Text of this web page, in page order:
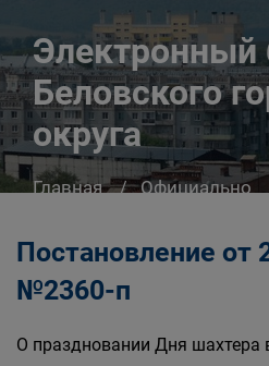
Электронный
Беловского
округа
Главная
Официально
Постановление от
№2360-п
О праздновании Дня шахтера